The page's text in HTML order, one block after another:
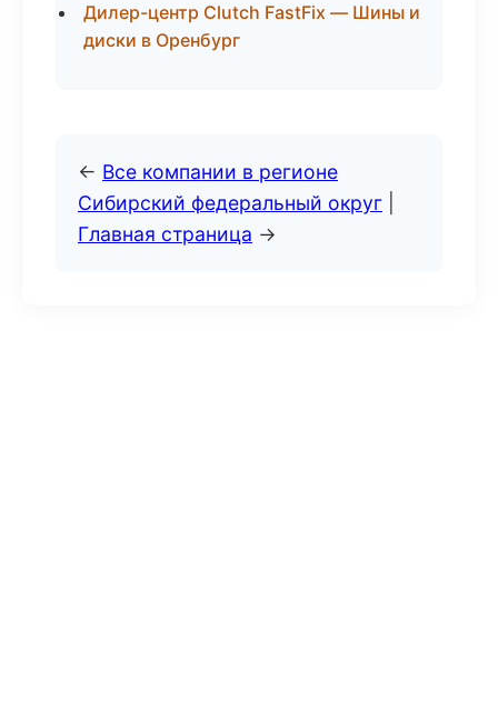
Дилер-центр Clutch FastFix — Шины и
диски в Оренбург
← Все компании в регионе
Сибирский федеральный округ
Главная страница →